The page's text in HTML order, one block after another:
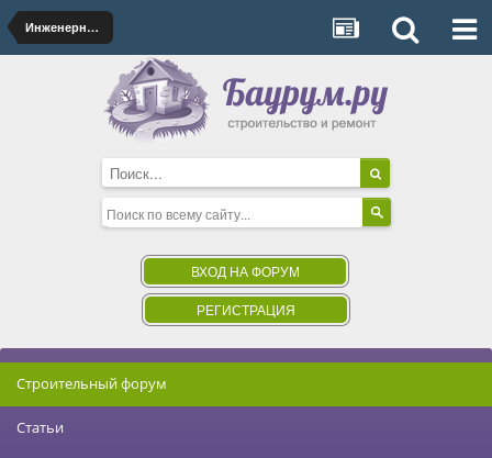
Инженерные системы. Тепло-, энерго-, водоснабжение, все сети
ВХОД НА ФОРУМ
РЕГИСТРАЦИЯ
Строительный форум
Статьи